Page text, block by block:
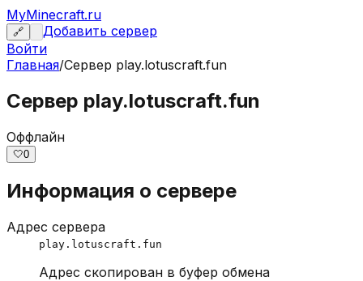
MyMinecraft.ru
🔗
Добавить сервер
Войти
Главная/Сервер play.lotuscraft.fun
Сервер play.lotuscraft.fun
Оффлайн
🤍0
Информация о сервере
Адрес сервера
play.lotuscraft.fun
Адрес скопирован в буфер обмена